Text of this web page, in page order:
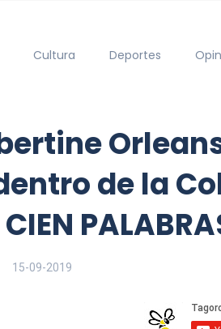
Cultura Deportes
de la
15-09-2019